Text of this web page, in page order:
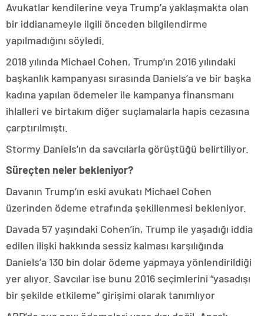
Avukatlar kendilerine veya Trump’a yaklaşmakta olan
bir iddianameyle ilgili önceden bilgilendirme
yapılmadığını söyledi.
2018 yılında Michael Cohen, Trump’ın 2016 yılındaki
başkanlık kampanyası sırasında Daniels’a ve bir başka
kadına yapılan ödemeler ile kampanya finansmanı
ihlalleri ve birtakım diğer suçlamalarla hapis cezasına
çarptırılmıştı.
Stormy Daniels’ın da savcılarla görüştüğü belirtiliyor.
Süreçten neler bekleniyor?
Davanın Trump’ın eski avukatı Michael Cohen
üzerinden ödeme etrafında şekillenmesi bekleniyor.
Davada 57 yaşındaki Cohen’in, Trump ile yaşadığı iddia
edilen ilişki hakkında sessiz kalması karşılığında
Daniels’a 130 bin dolar ödeme yapmaya yönlendirildiği
yer alıyor. Savcılar ise bunu 2016 seçimlerini “yasadışı
bir şekilde etkileme” girişimi olarak tanımlıyor